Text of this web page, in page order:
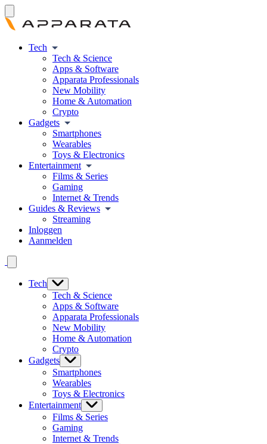
Tech
Tech & Science
Apps & Software
Apparata Professionals
New Mobility
Home & Automation
Crypto
Gadgets
Smartphones
Wearables
Toys & Electronics
Entertainment
Films & Series
Gaming
Internet & Trends
Guides & Reviews
Streaming
Inloggen
Aanmelden
Tech
Tech & Science
Apps & Software
Apparata Professionals
New Mobility
Home & Automation
Crypto
Gadgets
Smartphones
Wearables
Toys & Electronics
Entertainment
Films & Series
Gaming
Internet & Trends